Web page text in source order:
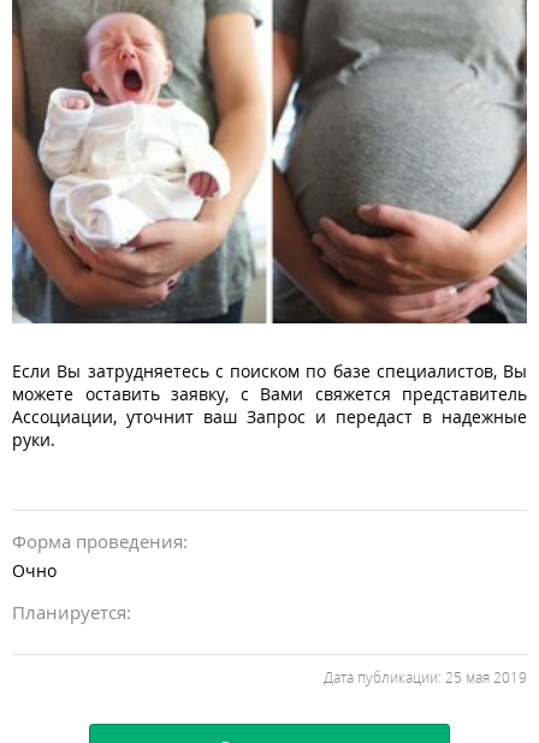
Если Вы затрудняетесь с поиском по базе специалистов, Вы
можете оставить заявку, с Вами свяжется представитель
Ассоциации, уточнит ваш Запрос и передаст в надежные
руки.
Форма проведения:
Очно
Планируется:
Дата публикации: 25 мая 2019